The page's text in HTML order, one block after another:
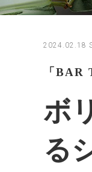
2024.02.18
「
ボ
る